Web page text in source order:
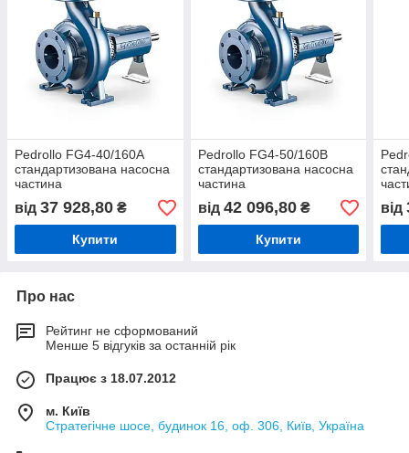
Pedrollo FG4-40/160А
стандартизована насосна
частина
від 37 928,80 ₴
Купити
Pedrollo FG4-50/160В
стандартизована насосна
частина
від 42 096,80₴
Купити
від
Про нас
Рейтинг не сформований
Менше 5 відгуків за останній рік
Працює з 18.07.2012
м. Київ
Стратегічне шосе, будинок 16, оф. 306, Київ, Україна